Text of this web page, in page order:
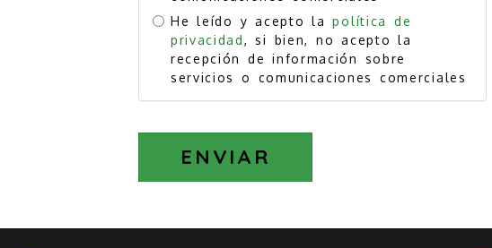
He leído y acepto lapolítica de
privacidad, si bien, no acepto la
recepción de información sobre
servicios o comunicaciones comerciales
ENVIAR